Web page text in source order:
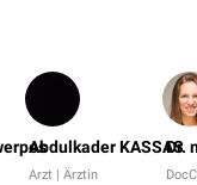
Abdulkader KASSAS
Arzt | Ärztin
Dr.